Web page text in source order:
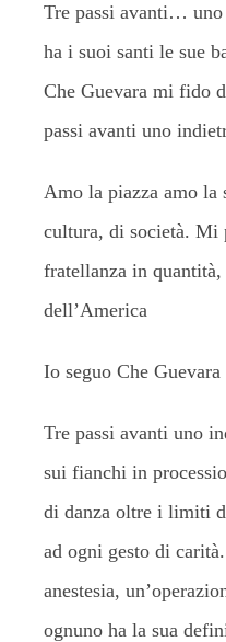
Tre passi avanti…
ha i suoi santi le sue
Che Guevara mi fido
passi avanti uno
Amo la piazza amo la
cultura, di società. Mi
fratellanza in
dell’America
Io seguo Che Guevara
Tre passi avanti uno
sui fianchi in
di danza oltre i limiti
ad ogni gesto di
anestesia,
ognuno ha la sua